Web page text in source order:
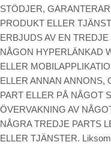
STÖDJER,
PRODUKT ELLER
ERBJUDS AV EN
NÅGON HYPERLÄNKAD
ELLER
ELLER ANNAN ANNONS,
PART ELLER PÅ NÅGOT
ÖVERVAKNING AV
NÅGRA TREDJE PARTS
ELLER TJÄNSTER.